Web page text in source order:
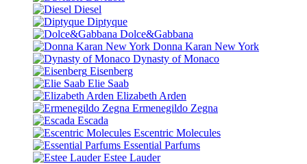
Diesel
Diptyque
Dolce&Gabbana
Donna Karan New York
Dynasty of Monaco
Eisenberg
Elie Saab
Elizabeth Arden
Ermenegildo Zegna
Escada
Escentric Molecules
Essential Parfums
Estee Lauder